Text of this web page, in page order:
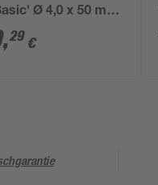
Ø 4,0 x 50 mm
PZ
,29 €